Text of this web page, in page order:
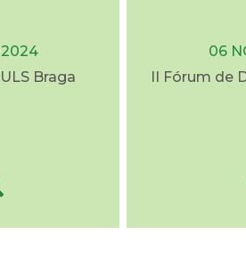
Braga
06
II Fórum de